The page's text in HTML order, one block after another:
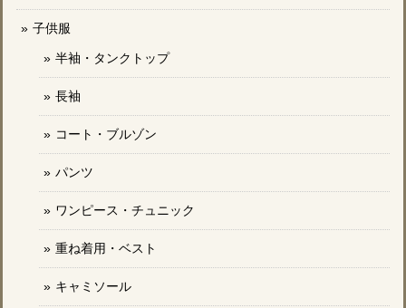
子供服
半袖・タンクトップ
長袖
コート・ブルゾン
パンツ
ワンピース・チュニック
重ね着用・ベスト
キャミソール